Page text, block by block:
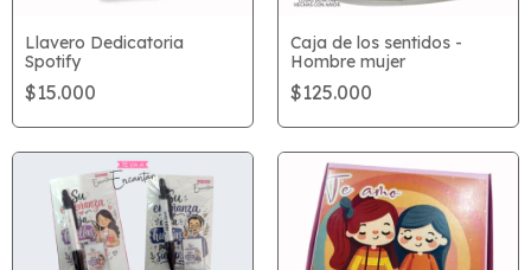
Llavero Dedicatoria
Spotify
$15.000
Caja de los sentidos -
Hombre mujer
$125.000